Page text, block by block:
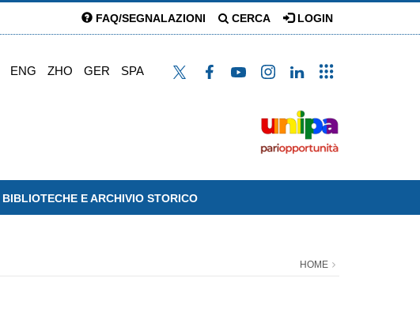
FAQ/SEGNALAZIONI CERCA LOGIN
ENG ZHO GER SPA
BIBLIOTECHE E ARCHIVIO STORICO
HOME